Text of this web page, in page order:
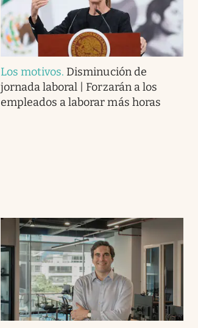
Los motivos. Disminución de
jornada laboral | Forzarán a los
empleados a laborar más horas